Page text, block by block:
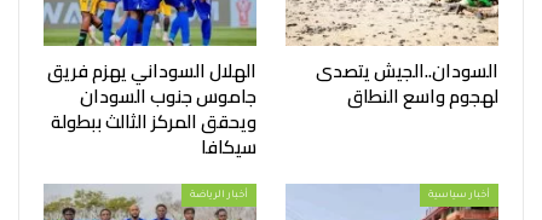
السودان..الجيش يتصدى
لهجوم واسع النطاق
الهلال السوداني يهزم فريق
جاموس جنوب السودان
ويحقق المركز الثالث ببطولة
سيكافا
أخبار سياسية أخبار الرياضة